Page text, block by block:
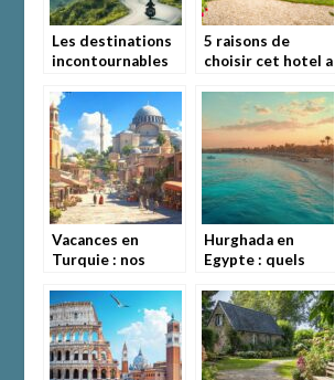
Les destinations
incontournables
moto inoubliable
5 raisons de
choisir cet hotel a
une escapade
balneaire
Vacances en
Turquie : nos
combiner detente
et decouvertes en
15 jours
Hurghada en
Egypte : quels
cette station
balneaire et ses
meilleurs hotels
kids-friendly ?